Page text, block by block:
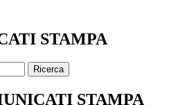
STAMPA
STAMPA